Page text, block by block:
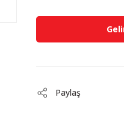
Paylaş